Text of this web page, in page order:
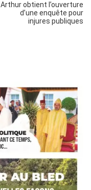
Arthur obtient l’ouverture
d’une enquête pour
injures publiques